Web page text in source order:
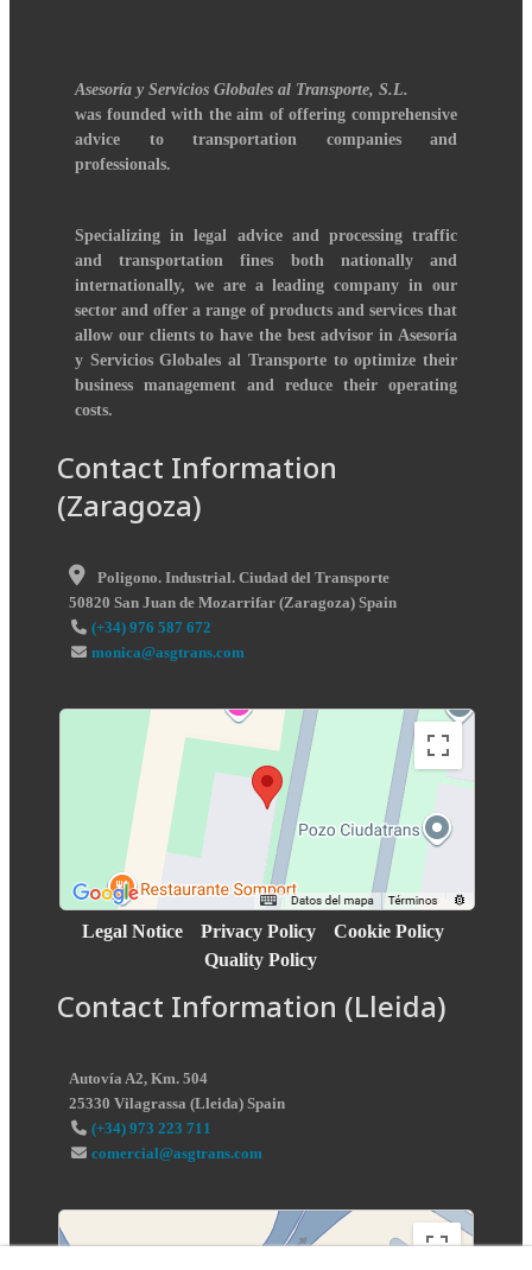
Asesoría y Servicios Globales al Transporte, S.L.
was founded with the aim of offering comprehensive
advice to transportation companies and
professionals.
Specializing in legal advice and processing traffic
and transportation fines both nationally and
internationally, we are a leading company in our
sector and offer a range of products and services that
allow our clients to have the best advisor in Asesoría
y Servicios Globales al Transporte to optimize their
business management and reduce their operating
costs.
Contact Information
(Zaragoza)
Poligono. Industrial. Ciudad del Transporte
50820 San Juan de Mozarrifar (Zaragoza) Spain
(+34) 976 587 672
monica@asgtrans.com
Legal Notice Privacy Policy
Cookie Policy
Quality Policy
Contact Information (Lleida)
Autovía A2, Km. 504
25330 Vilagrassa (Lleida) Spain
(+34) 973 223 711
comercial@asgtrans.com